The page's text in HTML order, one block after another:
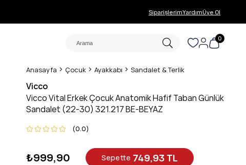
SiparişlerimYardımÜye Ol
0
Anasayfa Çocuk Ayakkabı Sandalet & Terlik
Vicco
Vicco Vital Erkek Çocuk Anatomik Hafif Taban Günlük
Sandalet (22-30) 321.217 BE-BEYAZ
0.0
₺999,90 Sepette 749,93 TL